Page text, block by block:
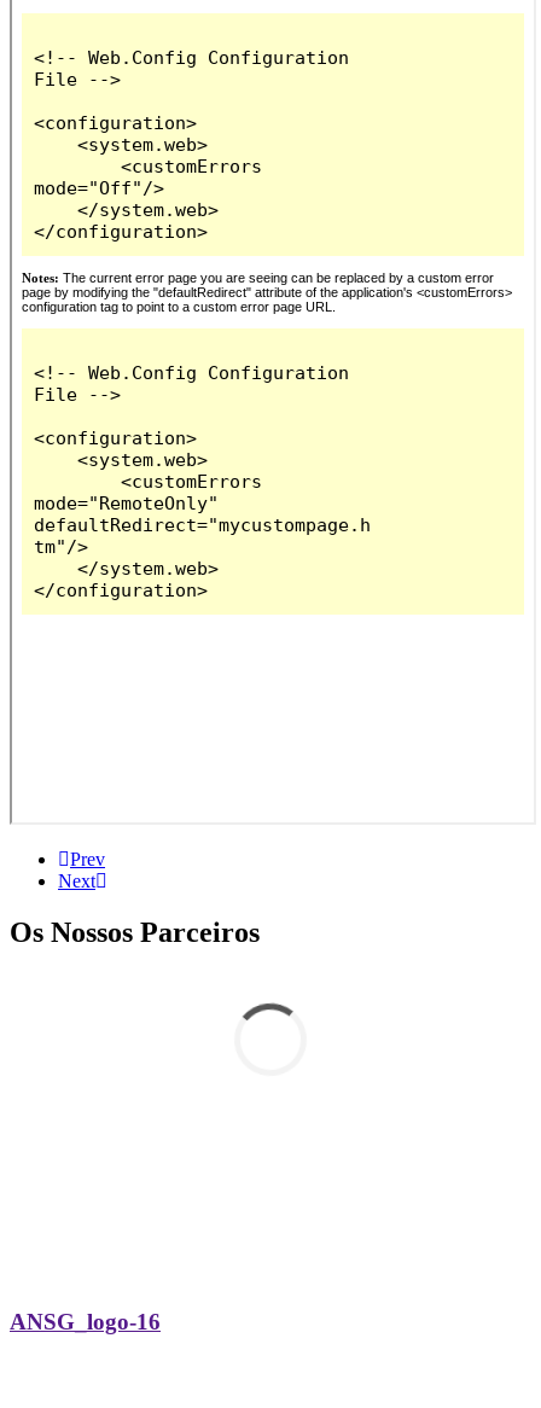
Prev
Next
Os Nossos Parceiros
ANSG_logo-16